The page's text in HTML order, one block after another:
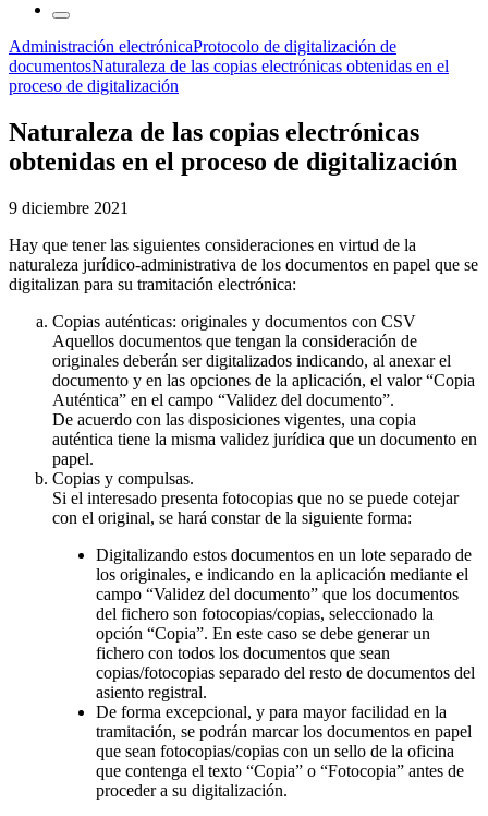
Administración electrónicaProtocolo de digitalización de
documentosNaturaleza de las copias electrónicas obtenidas en el
proceso de digitalización
Naturaleza de las copias electrónicas
obtenidas en el proceso de digitalización
9 diciembre 2021
Hay que tener las siguientes consideraciones en virtud de la
naturaleza jurídico-administrativa de los documentos en papel que se
digitalizan para su tramitación electrónica:
Copias auténticas: originales y documentos con CSV
Aquellos documentos que tengan la consideración de
originales deberán ser digitalizados indicando, al anexar el
documento y en las opciones de la aplicación, el valor “Copia
Auténtica” en el campo “Validez del documento”.
De acuerdo con las disposiciones vigentes, una copia
auténtica tiene la misma validez jurídica que un documento en
papel.
Copias y compulsas.
Si el interesado presenta fotocopias que no se puede cotejar
con el original, se hará constar de la siguiente forma:
Digitalizando estos documentos en un lote separado de
los originales, e indicando en la aplicación mediante el
campo “Validez del documento” que los documentos
del fichero son fotocopias/copias, seleccionado la
opción “Copia”. En este caso se debe generar un
fichero con todos los documentos que sean
copias/fotocopias separado del resto de documentos del
asiento registral.
De forma excepcional, y para mayor facilidad en la
tramitación, se podrán marcar los documentos en papel
que sean fotocopias/copias con un sello de la oficina
que contenga el texto “Copia” o “Fotocopia” antes de
proceder a su digitalización.